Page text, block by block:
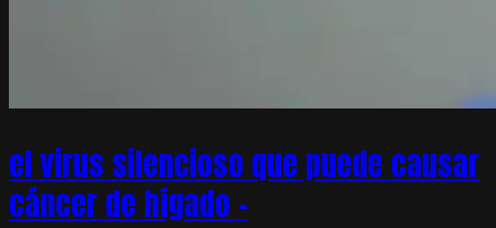
el virus silencioso que puede causar
cáncer de hígado –